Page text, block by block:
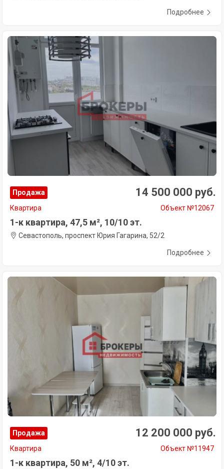
Подробнее
Продажа 14 500 000 руб.
Квартира Объект №12067
1-к квартира, 47,5 м², 10/10 эт.
Севастополь, проспект Юрия Гагарина, 52/2
Подробнее
Продажа 12 200 000 руб.
Квартира Объект №11947
1-к квартира, 50 м², 4/10 эт.